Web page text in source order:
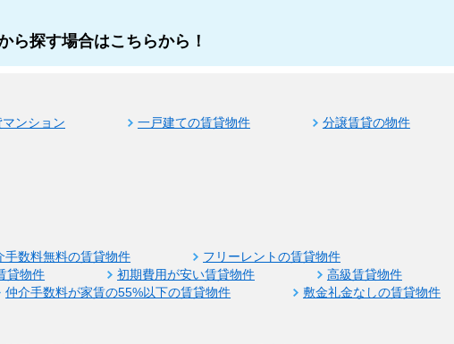
ら探す場合はこちらから！
ンション 一戸建ての賃貸物件
分譲賃貸の物件
手数料無料の賃貸物件
フリーレントの賃貸物件
貸物件 初期費用が安い賃貸物件
高級賃貸物件
仲介手数料が家賃の55%以下の賃貸物件 敷金礼金なしの賃貸物件